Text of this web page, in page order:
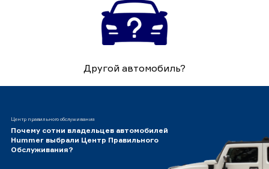
Другой автомобиль?
Центр правильного обслуживания
Почему сотни владельцев автомобилей
Hummer выбрали Центр Правильного
Обслуживания?